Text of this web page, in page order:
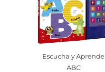
Escucha y Aprende
ABC